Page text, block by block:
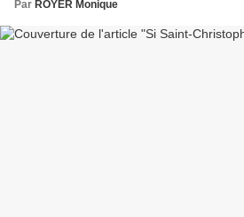
Par ROYER Monique